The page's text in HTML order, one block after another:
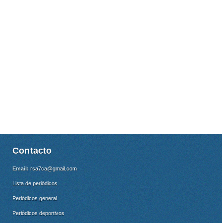
Contacto
Email: rsa7ca@gmail.com
Lista de periódicos
Periódicos general
Periódicos deportivos